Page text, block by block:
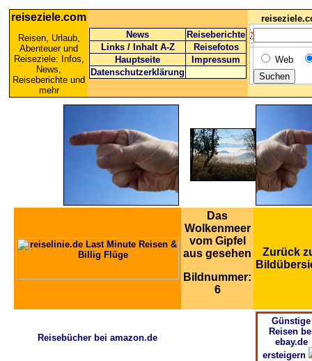
reiseziele.com
Reisen, Urlaub,
Abenteuer und
Reiseziele: Infos,
News,
Reiseberichte und
mehr
News
Reiseberichte
Links / Inhalt A-Z
Reisefotos
Hauptseite
Impressum
Datenschutzerklärung
Web
Das
Wolkenmeer
vom Gipfel
aus gesehen
Bildnummer:
6
Zurück
Reisebücher bei amazon.de
Günstige
Reisen
ebay.de
ersteigern